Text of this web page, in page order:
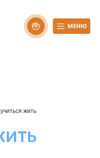
жить